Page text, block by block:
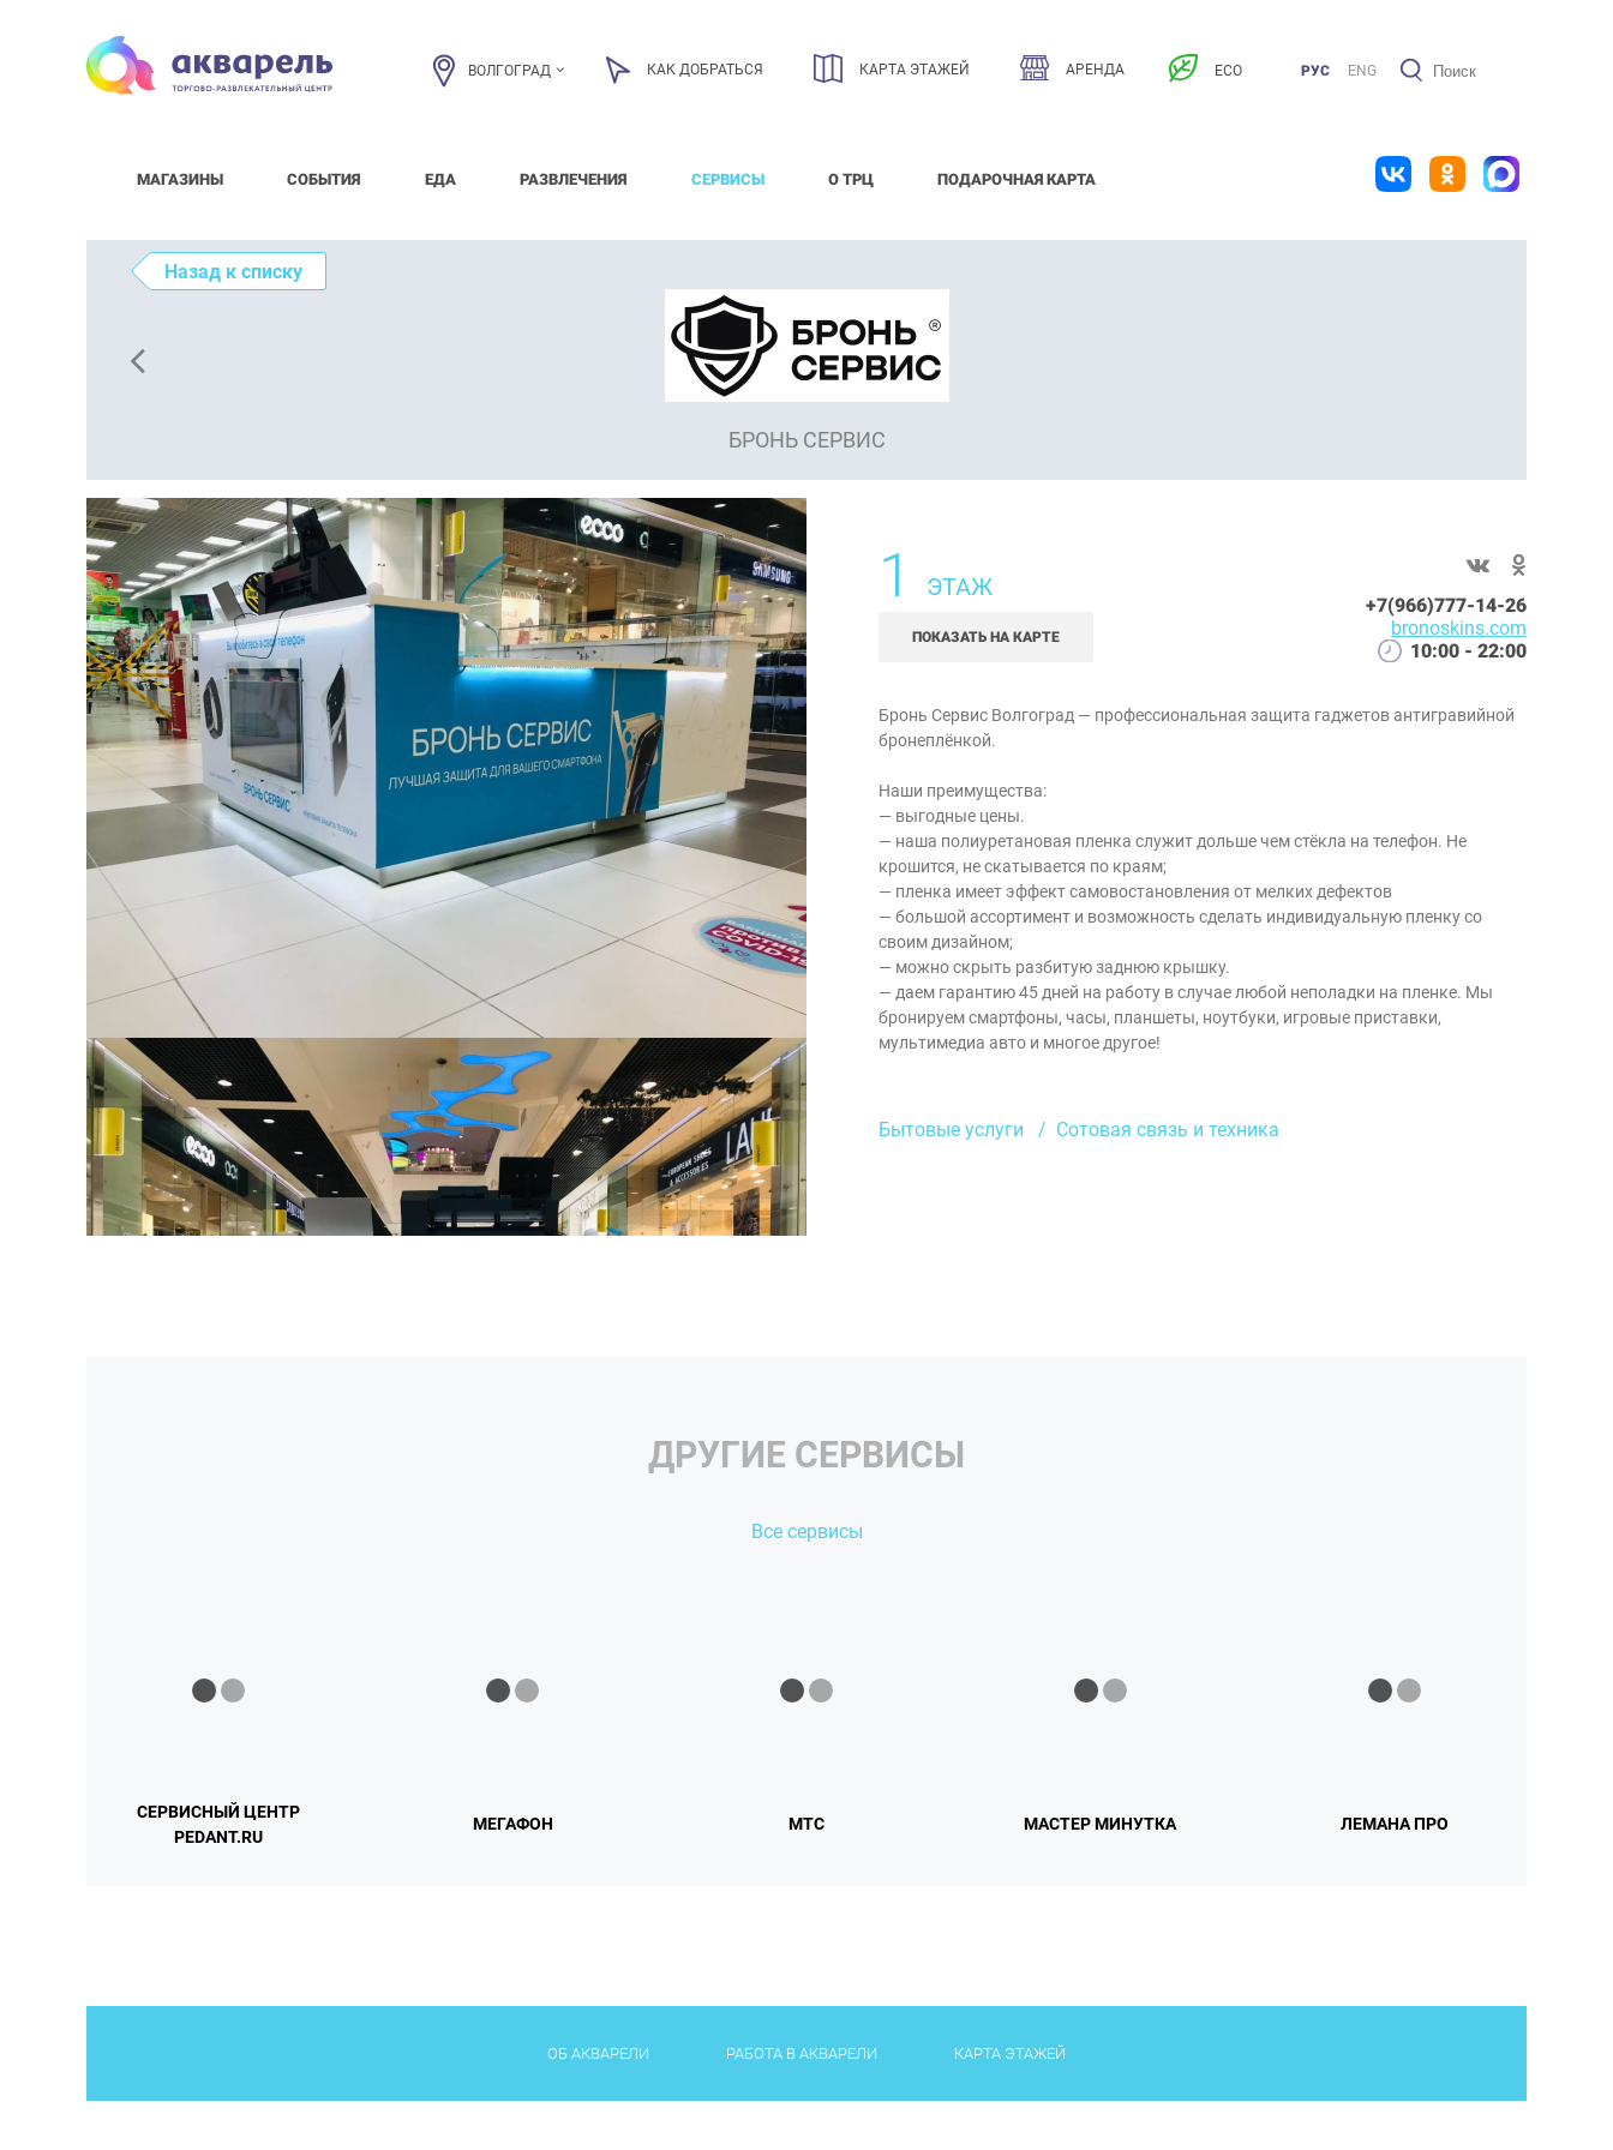
ВОЛГОГРАД КАК ДОБРАТЬСЯ КАРТА ЭТАЖЕЙ АРЕНДА ECO РУС ENG
МАГАЗИНЫ СОБЫТИЯ ЕДА РАЗВЛЕЧЕНИЯ СЕРВИСЫ О ТРЦ ПОДАРОЧНАЯ КАРТА
Назад к списку
БРОНЬ СЕРВИС
1 ЭТАЖ
ПОКАЗАТЬ НА КАРТЕ
+7(966)777-14-26
bronoskins.com
10:00 - 22:00
Бронь Сервис Волгоград — профессиональная защита гаджетов антигравийной
бронеплёнкой.
Наши преимущества:
— выгодные цены.
— наша полиуретановая пленка служит дольше чем стёкла на телефон. Не
крошится, не скатывается по краям;
— пленка имеет эффект самовостановления от мелких дефектов
— большой ассортимент и возможность сделать индивидуальную пленку со
своим дизайном;
— можно скрыть разбитую заднюю крышку.
— даем гарантию 45 дней на работу в случае любой неполадки на пленке. Мы
бронируем смартфоны, часы, планшеты, ноутбуки, игровые приставки,
мультимедиа авто и многое другое!
— 1 этаж, напротив магазина ZENDEN;
— 1 этаж, прикассовая зона АШАН, напротив ADAMAS.
Бытовые услуги Сотовая связь и техника
ДРУГИЕ СЕРВИСЫ
Все сервисы
СЕРВИСНЫЙ ЦЕНТР
PEDANT.RU
МЕГАФОН МТС МАСТЕР МИНУТКА ЛЕМАНА ПРО
ОБ АКВАРЕЛИ РАБОТА В АКВАРЕЛИ КАРТА ЭТАЖЕЙ